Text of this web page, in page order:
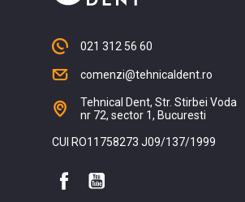
021 312 56 60
comenzi@tehnicaldent.ro
Tehnical Dent, Str. Stirbei Voda
nr 72, sector 1, Bucuresti
CUI RO11758273 J09/137/1999